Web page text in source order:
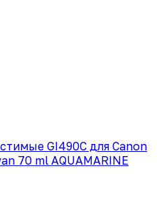
GI490C для Canon
70 ml AQUAMARINE